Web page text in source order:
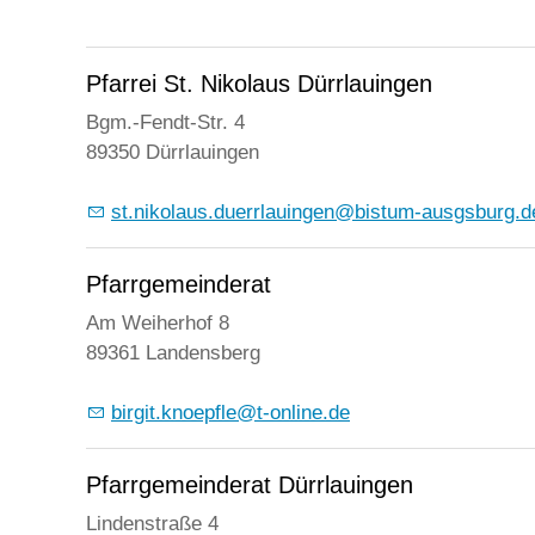
Pfarrei St. Nikolaus Dürrlauingen
Bgm.-Fendt-Str. 4
89350 Dürrlauingen
st.nikolaus.duerrlauingen@bistum-
Pfarrgemeinderat
Am Weiherhof 8
89361 Landensberg
birgit.knoepfle@t-online.de
Pfarrgemeinderat Dürrlauingen
Lindenstraße 4